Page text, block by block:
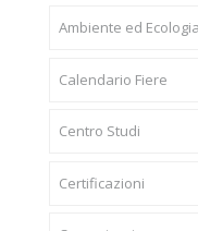
Ambiente ed Ecologia
Calendario Fiere
Centro Studi
Certificazioni